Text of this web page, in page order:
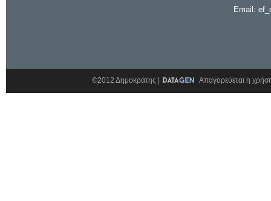
Email:
©2012 Δημοκράτης | Απαγορεύεται η